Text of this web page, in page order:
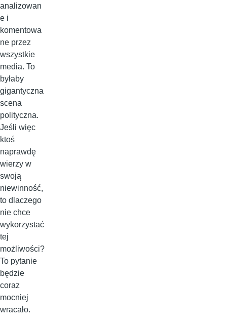
analizowan
e i
komentowa
ne przez
wszystkie
media. To
byłaby
gigantyczna
scena
polityczna.
Jeśli więc
ktoś
naprawdę
wierzy w
swoją
niewinność,
to dlaczego
nie chce
wykorzystać
tej
możliwości?
To pytanie
będzie
coraz
mocniej
wracało.